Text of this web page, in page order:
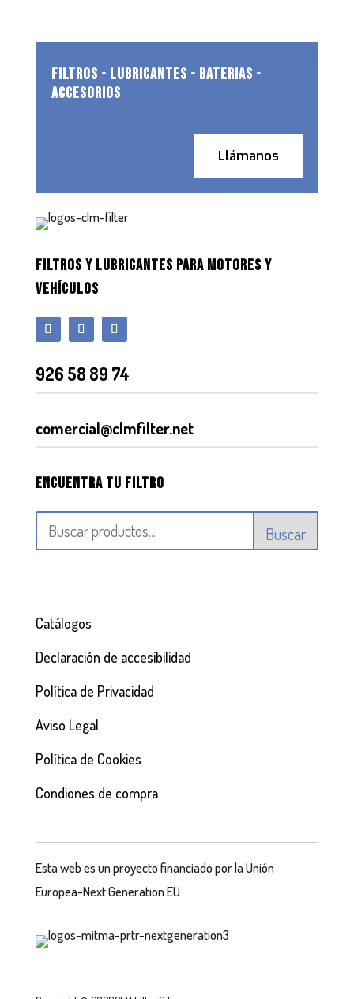
FILTROS - LUBRICANTES - BATERIAS -
ACCESORIOS
Llámanos
FILTROS Y LUBRICANTES PARA MOTORES Y
VEHÍCULOS
926 58 89 74
comercial@clmfilter.net
Encuentra tu filtro
Buscar
Catálogos
Declaración de accesibilidad
Política de Privacidad
Aviso Legal
Política de Cookies
Condiones de compra
Esta web es un proyecto financiado por la Unión
Europea-Next Generation EU